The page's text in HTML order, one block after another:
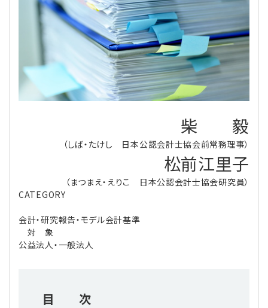
評議員会・社員総会
評議員
登記関連
定期提出書類
寄附
税務
労務
給与計算
法改正-労務
利益相反取引
個人情報
経営
資産運用
連載
連載
NEWS・TOPIC・特報
【連載】オピニオンリーダーのnote
【連載】公益法人制度のリアル
【連載】採用・定着・育成のための人事戦略
【連載】事例に学ぶ立入検査で想定される指摘事項
【連載】シェアコモン200インタビュー
無料記事
登録案内
専門誌一覧
柴 毅
（しば・たけし 日本公認会計士協会前常務理事）
松前江里子
（まつまえ・えりこ 日本公認会計士協会研究員）
CATEGORY
会計・研究報告・モデル会計基準
対 象
公益法人・一般法人
目 次